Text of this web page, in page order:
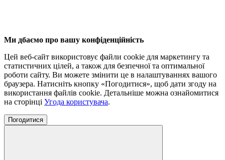
Ми дбаємо про вашу конфіденційність
Цей веб-сайт використовує файли cookie для маркетингу та
статистичних цілей, а також для безпечної та оптимальної
роботи сайту. Ви можете змінити це в налаштуваннях вашого
браузера. Натисніть кнопку «Погодитися», щоб дати згоду на
використання файлів cookie. Детальніше можна ознайомитися
на сторінці Угода користувача.
Погодитися